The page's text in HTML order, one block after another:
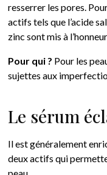
resserrer les pores.
actifs tels que l’acide
zinc sont mis à l’honneur.
Pour qui ? Pour les
sujettes aux
Le sérum
Il est généralement
deux actifs qui